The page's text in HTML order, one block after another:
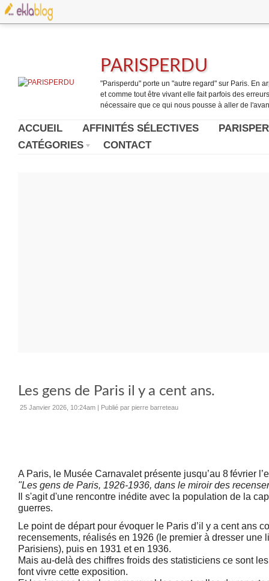
PARISPERDU
"Parisperdu" porte un "autre regard" sur Paris. En
et comme tout être vivant elle fait parfois des
nécessaire que ce qui nous pousse à aller de
ACCUEIL AFFINITÉS SÉLECTIVES
CATÉGORIES
CONTACT
Les gens de Paris il y a cent ans.
25 Janvier 2026, 10:24am | Publié par pierre barreteau
A Paris, le Musée Carnavalet présente jusqu’au 8 février
"Les gens de Paris, 1926-1936, dans le miroir des
Il s'agit d'une rencontre inédite avec la population de la
guerres.
Le point de départ pour évoquer le Paris d’il y a cent ans
recensements, réalisés en 1926 (le premier à dresser une
Parisiens), puis en 1931 et en 1936.
Mais au-delà des chiffres froids des statisticiens ce sont
font vivre cette exposition.